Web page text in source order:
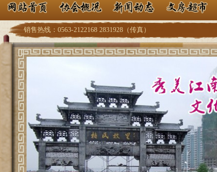
销售热线：0563-2122168 2831928（传真）